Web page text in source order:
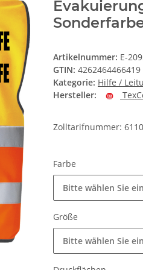
Artikelnummer: E-
GTIN: 4262464466419
Kategorie: Hilfe /
Hersteller:
Zolltarifnummer:
Farbe
Bitte wählen Sie
Größe
Bitte wählen Sie